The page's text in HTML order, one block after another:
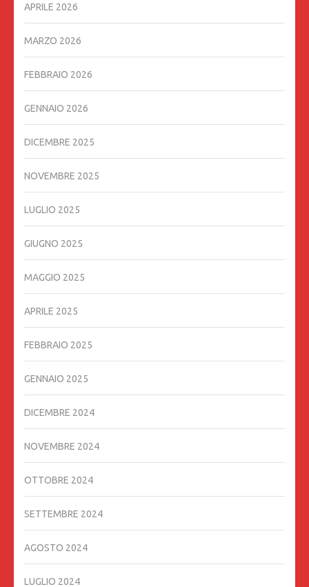
APRILE 2026
MARZO 2026
FEBBRAIO 2026
GENNAIO 2026
DICEMBRE 2025
NOVEMBRE 2025
LUGLIO 2025
GIUGNO 2025
MAGGIO 2025
APRILE 2025
FEBBRAIO 2025
GENNAIO 2025
DICEMBRE 2024
NOVEMBRE 2024
OTTOBRE 2024
SETTEMBRE 2024
AGOSTO 2024
LUGLIO 2024